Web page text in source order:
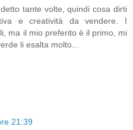
tante volte, quindi cosa dirti
e creatività da vendere. I
ma il mio preferito è il primo, mi
li esalta molto...
21:39